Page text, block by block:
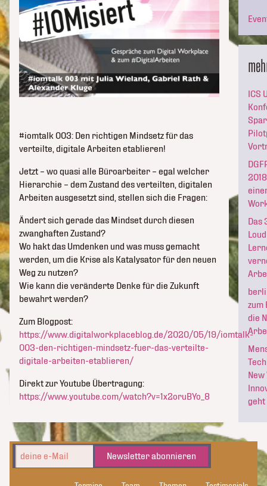
#iomtalk 003: Den richtigen Mindsetz für das
verteilte, digitale Arbeiten etablieren!
Jetzt – wo quasi alle Büroarbeiter – egal welcher
Hierarchie – dem Zustand des verteilten, digitalen
Arbeiten ausgesetzt sind, stellen sich die Fragen:
Ändert sich gerade das Mindset durch diesen
zwanghaften Zustand?
Wo hakt das Umdenken und was muss gemacht
werden, um die Krise als Katalysator für den neuen
Weg zu nutzen?
Wie kann die veränderte Denke für die Zukunft
bewahrt werden?
Zum Blogpost:
https://www.digitalworkplaceblog.de/2020/05/19/iomtalk-
003-den-richtigen-mindsetz-fuer-das-verteilte-
digitale-arbeiten-etablieren/
Direkt zur Youtube Übertragung:
https://www.youtube.com/watch?v=1x2oruBYo_8
ICS
Das
zum
die
geht
Newsletter abonnieren